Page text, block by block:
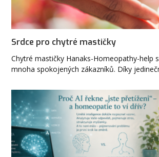
Srdce pro chytré mastičky
Chytré mastičky Hanaks-Homeopathy-help
mnoha spokojených zákazníků. Díky